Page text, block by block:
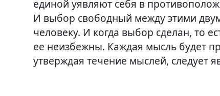
единой уявляют себя в
И выбор свободный между этими
человеку. И когда выбор сделан, то
ее неизбежны. Каждая мысль будет
утверждая течение мыслей, следует